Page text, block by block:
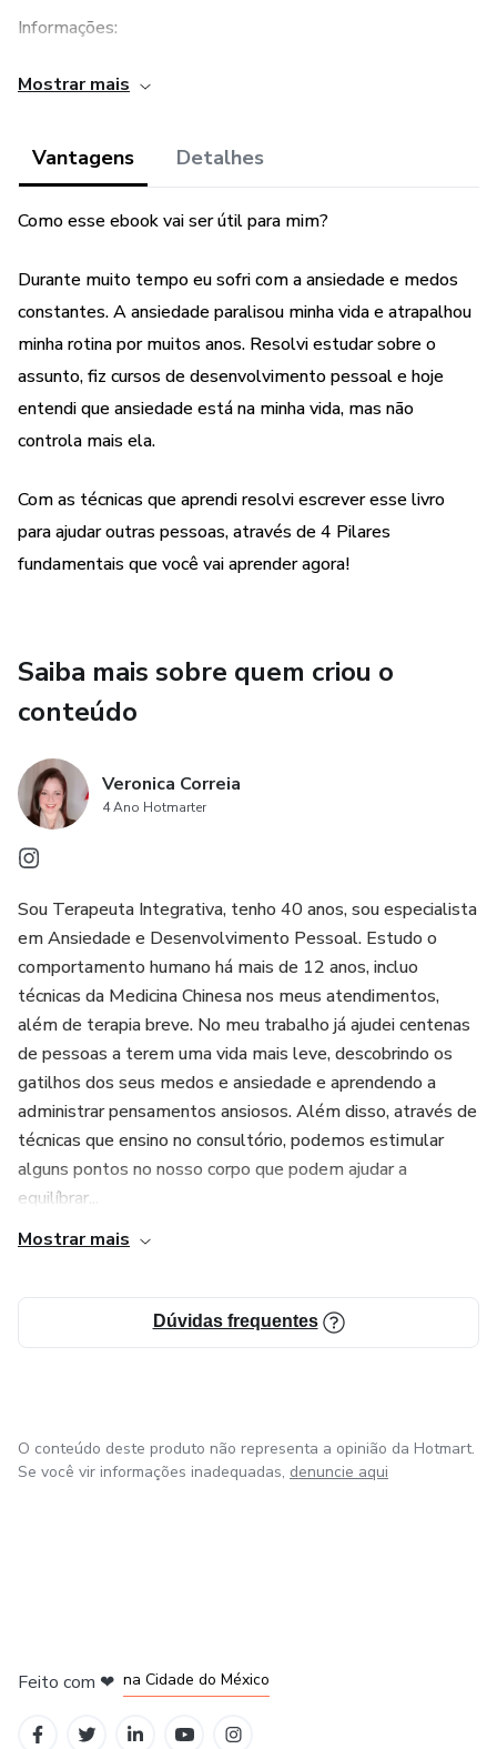
Informações:
Esse produto é comercializado com apoio da Hotmart. A
daqueles que os produzem. A existência de um produto e
consideradas como garantia de qualidade de conteúdo e
comprador declara estar ciente dessas informações. Os
termos e políticas da Hotmart podem ser acessados aqui,
antes mesmo da conclusão da compra.
Mostrar mais
Vantagens Detalhes
Como esse ebook vai ser útil para mim?
Durante muito tempo eu sofri com a ansiedade e medos
constantes. A ansiedade paralisou minha vida e atrapalhou
minha rotina por muitos anos. Resolvi estudar sobre o
assunto, fiz cursos de desenvolvimento pessoal e hoje
entendi que ansiedade está na minha vida, mas não
controla mais ela.
Com as técnicas que aprendi resolvi escrever esse livro
para ajudar outras pessoas, através de 4 Pilares
fundamentais que você vai aprender agora!
Saiba mais sobre quem criou o
conteúdo
Veronica Correia
4 Ano Hotmarter
Sou Terapeuta Integrativa, tenho 40 anos, sou especialista
em Ansiedade e Desenvolvimento Pessoal. Estudo o
comportamento humano há mais de 12 anos, incluo
técnicas da Medicina Chinesa nos meus atendimentos,
além de terapia breve. No meu trabalho já ajudei centenas
de pessoas a terem uma vida mais leve, descobrindo os
gatilhos dos seus medos e ansiedade e aprendendo a
administrar pensamentos ansiosos. Além disso, através de
técnicas que ensino no consultório, podemos estimular
alguns pontos no nosso corpo que podem ajudar a
equilíbrar...
Mostrar mais
Dúvidas frequentes
O conteúdo deste produto não representa a opinião da Hotmart.
Se você vir informações inadequadas, denuncie aqui
Feito com ❤ na Cidade do México